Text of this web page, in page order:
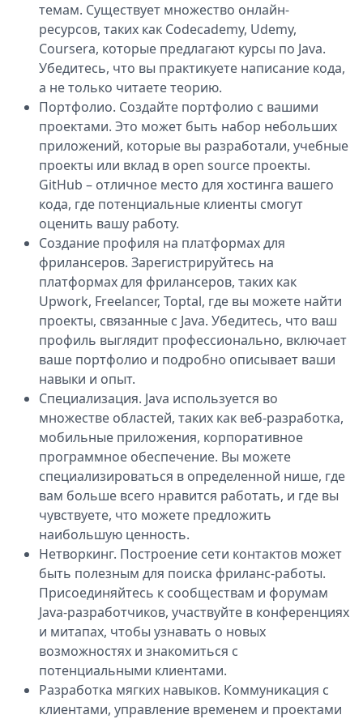
темам. Существует множество онлайн-
ресурсов, таких как Codecademy, Udemy,
Coursera, которые предлагают курсы по Java.
Убедитесь, что вы практикуете написание кода,
а не только читаете теорию.
Портфолио. Создайте портфолио с вашими
проектами. Это может быть набор небольших
приложений, которые вы разработали, учебные
проекты или вклад в open source проекты.
GitHub – отличное место для хостинга вашего
кода, где потенциальные клиенты смогут
оценить вашу работу.
Создание профиля на платформах для
фрилансеров. Зарегистрируйтесь на
платформах для фрилансеров, таких как
Upwork, Freelancer, Toptal, где вы можете найти
проекты, связанные с Java. Убедитесь, что ваш
профиль выглядит профессионально, включает
ваше портфолио и подробно описывает ваши
навыки и опыт.
Специализация. Java используется во
множестве областей, таких как веб-разработка,
мобильные приложения, корпоративное
программное обеспечение. Вы можете
специализироваться в определенной нише, где
вам больше всего нравится работать, и где вы
чувствуете, что можете предложить
наибольшую ценность.
Нетворкинг. Построение сети контактов может
быть полезным для поиска фриланс-работы.
Присоединяйтесь к сообществам и форумам
Java-разработчиков, участвуйте в конференциях
и митапах, чтобы узнавать о новых
возможностях и знакомиться с
потенциальными клиентами.
Разработка мягких навыков. Коммуникация с
клиентами, управление временем и проектами